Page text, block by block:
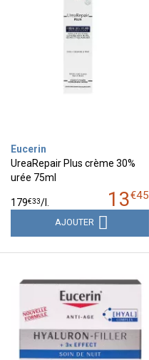
Eucerin
UreaRepair Plus crème 30%
urée 75ml
13€45
179€33/
AJOUTER